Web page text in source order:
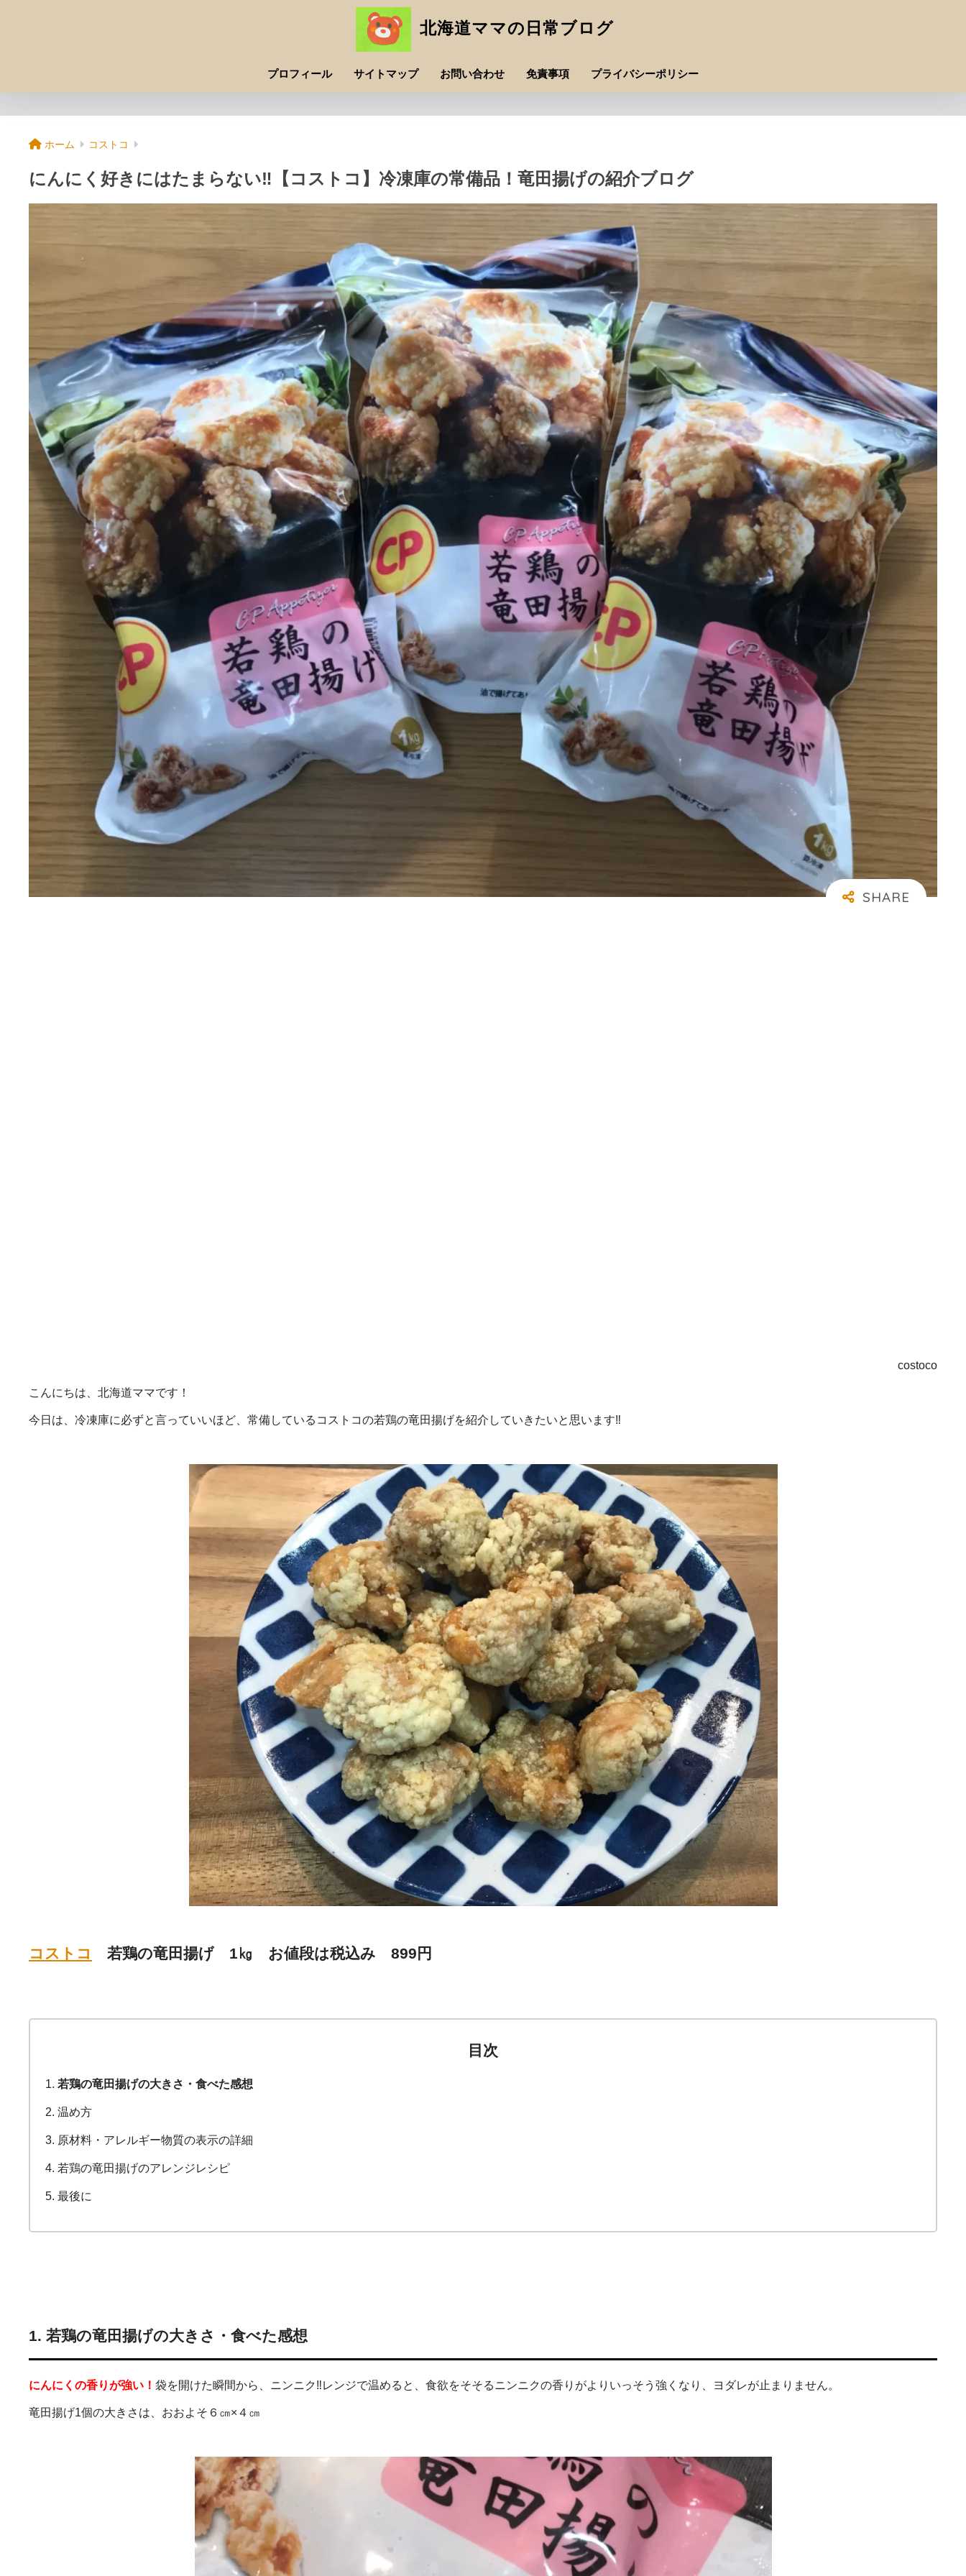
北海道ママの日常ブログ
プロフィール サイトマップ お問い合わせ 免責事項 プライバシーポリシー
ホーム コストコ
にんにく好きにはたまらない‼【コストコ】冷凍庫の常備品！竜田揚げの紹介ブログ
costoco
こんにちは、北海道ママです！
今日は、冷凍庫に必ずと言っていいほど、常備しているコストコの若鶏の竜田揚げを紹介していきたいと思います‼
コストコ 若鶏の竜田揚げ 1㎏ お値段は税込み 899円
目次
若鶏の竜田揚げの大きさ・食べた感想
温め方
原材料・アレルギー物質の表示の詳細
若鶏の竜田揚げのアレンジレシピ
最後に
1. 若鶏の竜田揚げの大きさ・食べた感想
にんにくの香りが強い！ 袋を開けた瞬間から、ニンニク‼レンジで温めると、食欲をそそるニンニクの香りがよりいっそう強くなり、ヨダレが止まりません。
竜田揚げ1個の大きさは、おおよそ６㎝×４㎝